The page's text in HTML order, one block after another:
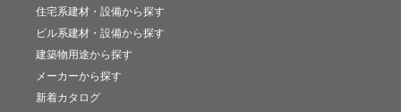
住宅系建材・設備から探す
ビル系建材・設備から探す
建築物用途から探す
メーカーから探す
新着カタログ